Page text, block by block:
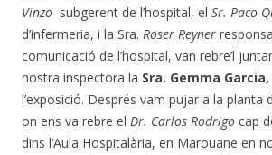
Vinzo subgerent de l’hospital, el Sr. Paco
d’infermeria, i la Sra. Roser Reyner
comunicació de l’hospital, van rebre’l
nostra inspectora la Sra. Gemma Garcia,
l’exposició. Després vam pujar a la planta
on ens va rebre el Dr. Carlos Rodrigo cap
dins l’Aula Hospitalària, en Marouane en